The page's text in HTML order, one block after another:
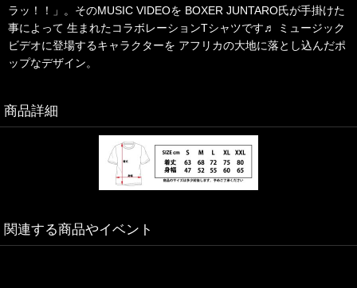
ラッ！！」。そのMUSIC VIDEOを BOXER JUNTARO氏が手掛けた
事によって 生まれたコラボレーションTシャツです♬ ミュージック
ビデオに登場するキャラクターを アフリカの大地に落とし込んだポ
ップなデザイン。
商品詳細
関連する商品やイベント